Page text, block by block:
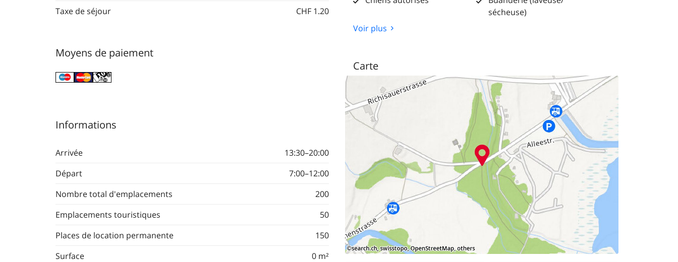
Taxe de séjour
CHF 1.20
Moyens de paiement
Informations
Arrivée
13:30–20:00
Départ
7:00–12:00
Nombre total d'emplacements
200
Emplacements touristiques
50
Places de location permanente
150
Surface
0 m²
sécheuse)
Voir plus
Carte